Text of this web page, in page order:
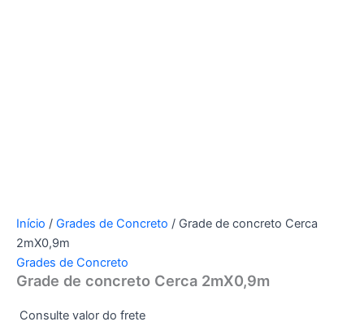
Início / Grades de Concreto / Grade de concreto Cerca
2mX0,9m
Grades de Concreto
Grade de concreto Cerca 2mX0,9m
Consulte valor do frete